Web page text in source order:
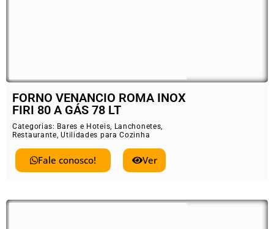
FORNO VENANCIO ROMA INOX
FIRI 80 A GÁS 78 LT
Categorias: Bares e Hoteis, Lanchonetes,
Restaurante,Utilidades para Cozinha
Fale conosco! Ver